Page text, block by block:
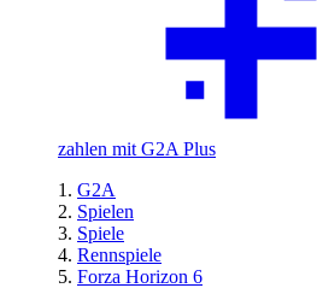
zahlen mit G2A Plus
G2A
Spielen
Spiele
Rennspiele
Forza Horizon 6